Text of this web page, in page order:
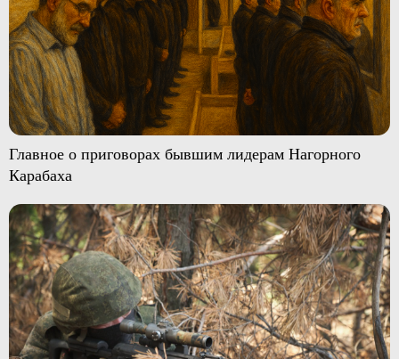
Главное о приговорах бывшим лидерам Нагорного
Карабаха